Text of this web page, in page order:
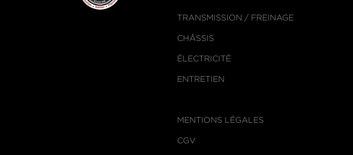
TRANSMISSION / FREINAGE
CHÂSSIS
ÉLECTRICITÉ
ENTRETIEN
MENTIONS LÉGALES
CGV